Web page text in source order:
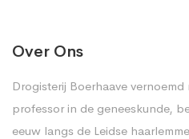
Over Ons
Drogisterij Boerhaave
professor in de geneeskunde,
eeuw langs de Leidse